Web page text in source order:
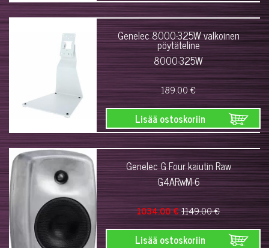
Genelec 8000-325W valkoinen
pöytäteline
8000-325W
189.00 €
Lisää ostoskoriin
Genelec G Four kaiutin Raw
G4ARwM-6
1034.00 €1149.00 €
Lisää ostoskoriin